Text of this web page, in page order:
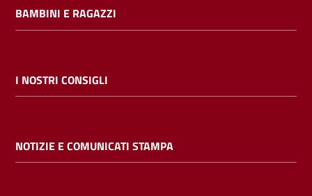
Cerca nei
cataloghi
Chiedi al
BAMBINI E RAGAZZI
I NOSTRI CONSIGLI
NOTIZIE E COMUNICATI STAMPA